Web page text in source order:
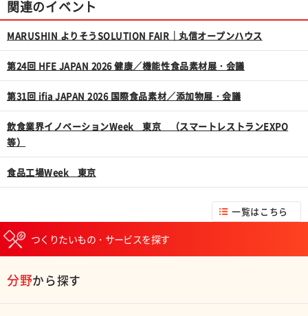
関連のイベント
MARUSHIN よりそうSOLUTION FAIR｜丸信オープンハウス
第24回 HFE JAPAN 2026 健康／機能性食品素材展・会議
第31回 ifia JAPAN 2026 国際食品素材／添加物展・会議
飲食業界イノベーションWeek 東京 （スマートレストランEXPO
等）
食品工場Week 東京
一覧はこちら
つくりたいもの・サービスを探す
分野から探す